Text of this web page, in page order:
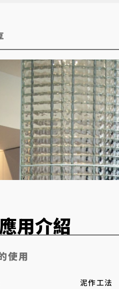
用介紹
​泥作工法
使用